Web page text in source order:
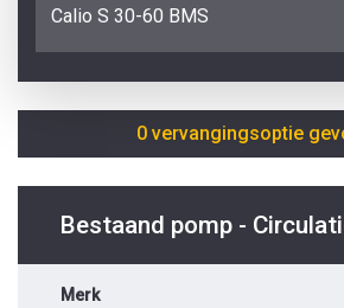
Calio S 30-60 BMS
0 vervangingsoptie
Bestaand pomp -
Merk